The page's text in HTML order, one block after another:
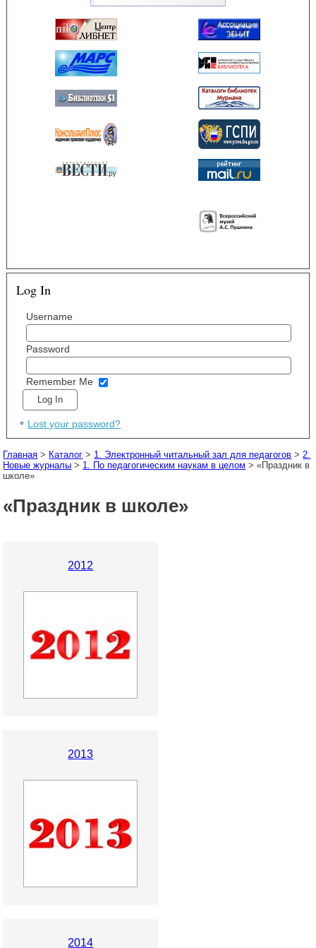
Log In
Username
Password
Remember Me
Lost your password?
Главная > Каталог > 1. Электронный читальный зал для педагогов > 2.
Новые журналы > 1. По педагогическим наукам в целом > «Праздник в
школе»
«Праздник в школе»
2012
2013
2014